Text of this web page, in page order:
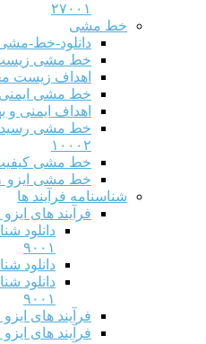
۲۷۰۰۱
خط مشی
دانلود-خط-
خط مشی زیست
اهداف زیست
خط مشی ایمنی و
اهداف ایمنی و
خط مشی
۱۰۰۰۲
خط مشی کیفیت
خط مشی ایزو ۲۹۰۰۱
شناسنامه فرآیند ها
فرآیند های ایزو ۹۰۰۱
دانلود
۹۰۰۱
دانلود
دانلود
۹۰۰۱
فرآیند های ایزو ۱۴۰۰۱
فرآیند های ایزو ۴۵۰۰۱